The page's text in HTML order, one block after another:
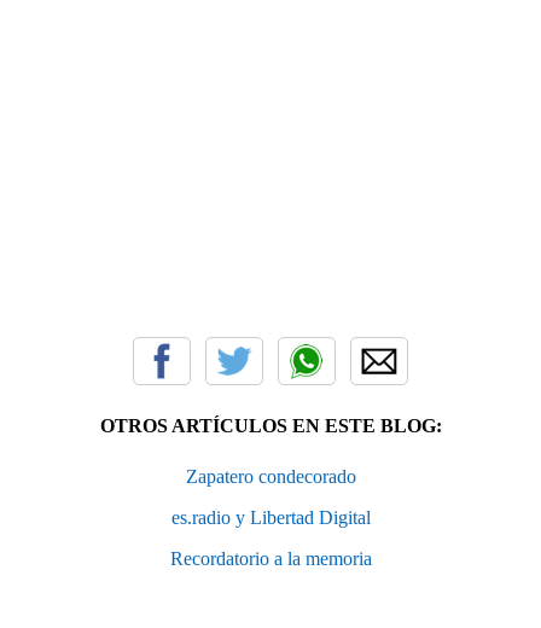
OTROS ARTÍCULOS EN ESTE BLOG:
Zapatero condecorado
es.radio y Libertad Digital
Recordatorio a la memoria